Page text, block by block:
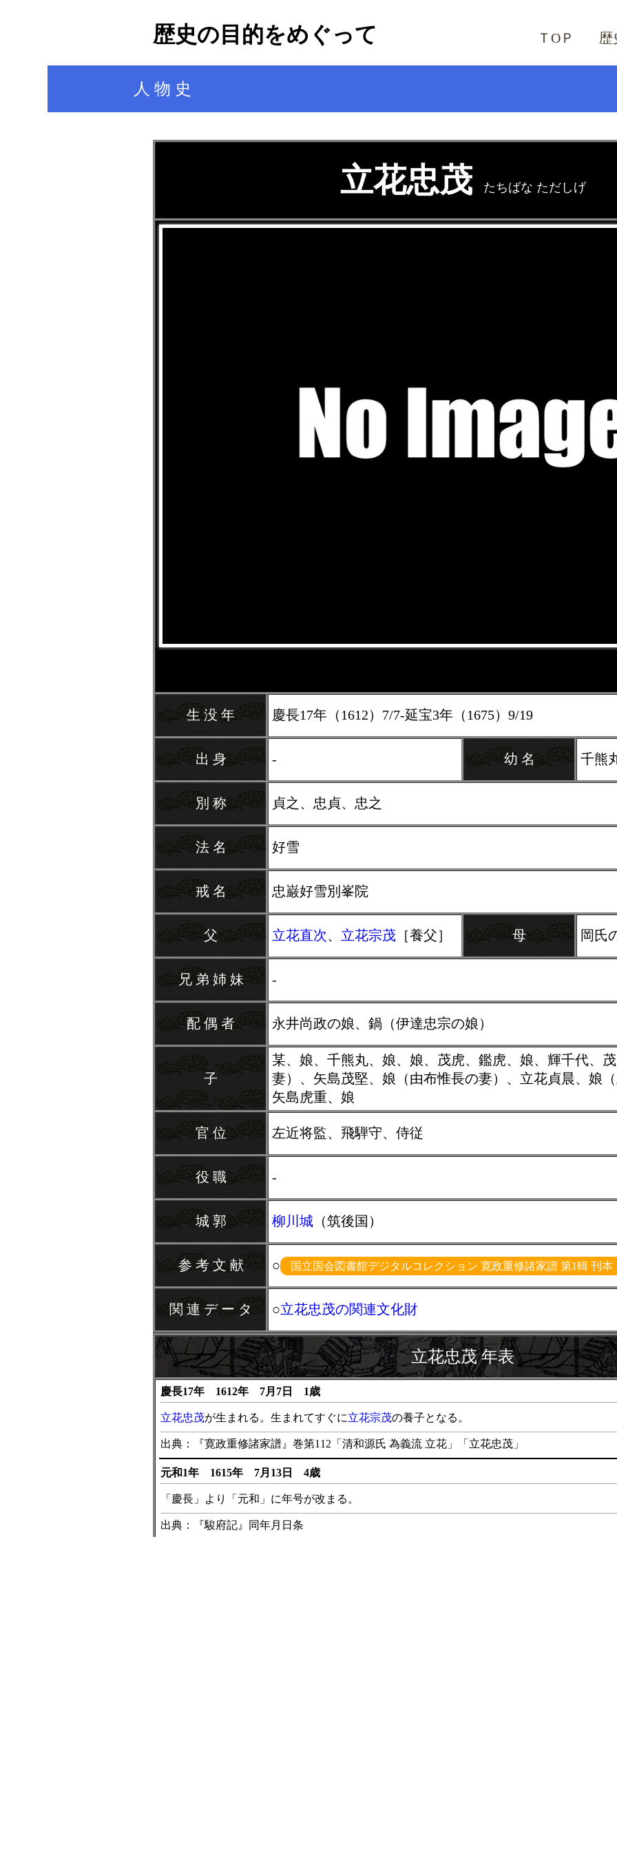
歴史の目的をめぐって ＴОＰ 歴
人 物 史
立花忠茂 たちばな ただしげ
生 没 年 慶長17年（1612）7/7-延宝3年（1675）9/19
出 身 - 幼 名 千熊
別 称 貞之、忠貞、忠之
法 名 好雪
戒 名 忠巌好雪別峯院
父 立花直次、 立花宗茂 ［養父］ 母 岡氏
兄 弟 姉 妹 -
配 偶 者 永井尚政の娘、鍋（伊達忠宗の娘）
子
某、娘、千熊丸、娘、娘、茂虎、鑑虎、娘、輝千代、
妻）、矢島茂堅、娘（由布惟長の妻）、立花貞晨、娘
矢島虎重、娘
官 位 左近将監、飛騨守、侍従
役 職 -
城 郭 柳川城 （筑後国）
参 考 文 献 ○ 国立国会図書館デジタルコレクション 寛政重修諸家譜 第1輯 刊本
関 連 デ ー タ ○立花忠茂の関連文化財
立花忠茂 年表
慶長17年 1612年 7月7日 1歳
立花忠茂が生まれる。生まれてすぐに立花宗茂の養子となる。
出典：『寛政重修諸家譜』巻第112「清和源氏 為義流 立花」「立花忠茂」
元和1年 1615年 7月13日 4歳
「慶長」より「元和」に年号が改まる。
出典：『駿府記』同年月日条